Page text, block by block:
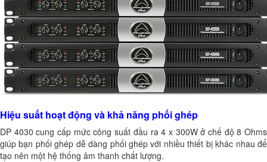
Hiệu suất hoạt động và khả năng phối ghép
DP 4030 cung cấp mức công suất đầu ra 4 x 300W ở chế độ 8 Ohms
giúp bạn phối ghép dễ dàng phối ghép với nhiều thiết bị khác nhau để
tạo nên một hệ thống âm thanh chất lượng.